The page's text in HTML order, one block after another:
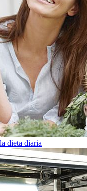
dieta diaria